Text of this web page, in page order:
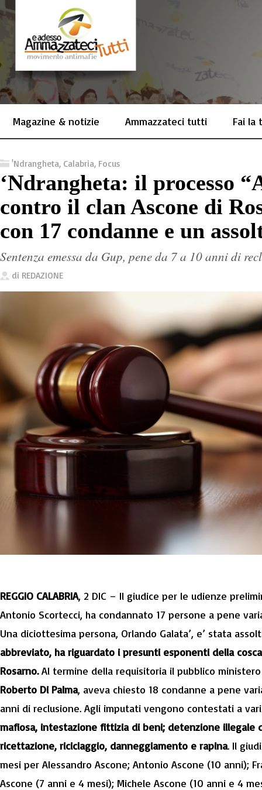
Magazine & notizie Ammazzateci tutti Fai la
'Ndrangheta, Calabria, Focus
‘Ndrangheta: il processo
contro il clan Ascone di
con 17 condanne e un
Sentenza emessa da Gup, pene da 7 a 10 anni di
di REDAZIONE
REGGIO CALABRIA, 2 DIC – Il giudice per le udienze
Antonio Scortecci, ha condannato 17 persone a pene
Una diciottesima persona, Orlando Galata’, e’ stata
abbreviato, ha riguardato i presunti esponenti della
Rosarno.Al termine della requisitoria il pubblico ministero
Roberto Di Palma, aveva chiesto 18 condanne a pene
anni di reclusione. Agli imputati vengono contestati a
mafiosa, intestazione fittizia di beni; detenzione illegale
ricettazione, riciclaggio, danneggiamento e rapina. Il
mesi per Alessandro Ascone; Antonio Ascone (10 anni);
Ascone (7 anni e 4 mesi); Michele Ascone (10 anni e 4